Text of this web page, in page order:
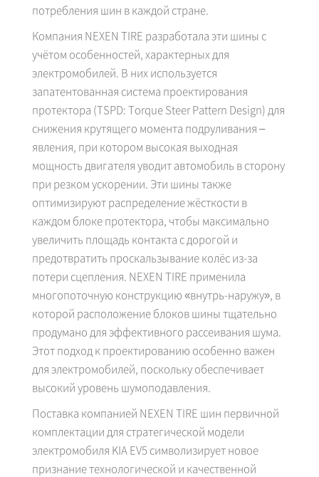
потребления шин в каждой стране.
Компания NEXEN TIRE разработала эти шины с
учётом особенностей, характерных для
электромобилей. В них используется
запатентованная система проектирования
протектора (TSPD: Torque Steer Pattern Design) для
снижения крутящего момента подруливания –
явления, при котором высокая выходная
мощность двигателя уводит автомобиль в сторону
при резком ускорении. Эти шины также
оптимизируют распределение жёсткости в
каждом блоке протектора, чтобы максимально
увеличить площадь контакта с дорогой и
предотвратить проскальзывание колёс из-за
потери сцепления. NEXEN TIRE применила
многопоточную конструкцию «внутрь-наружу», в
которой расположение блоков шины тщательно
продумано для эффективного рассеивания шума.
Этот подход к проектированию особенно важен
для электромобилей, поскольку обеспечивает
высокий уровень шумоподавления.
Поставка компанией NEXEN TIRE шин первичной
комплектации для стратегической модели
электромобиля KIA EV5 символизирует новое
признание технологической и качественной